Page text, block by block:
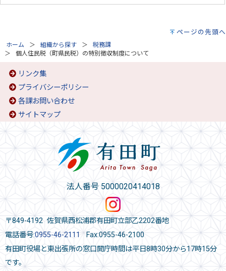
ページの先頭へ
ホーム 組織から探す
税務課
個人住民税（町県民税）の特別徴収制度について
リンク集
プライバシーポリシー
各課お問い合わせ
サイトマップ
法人番号 5000020414018
〒849-4192 佐賀県西松浦郡有田町立部乙2202番地
電話番号:0955-46-2111 Fax:0955-46-2100
有田町役場と東出張所の窓口開庁時間は平日8時30分から17時15分
です。